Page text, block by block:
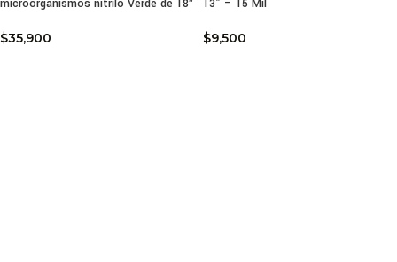
microorganismos nitrilo Verde de 18″
$35,900
13” – 15 Mil
$9,500